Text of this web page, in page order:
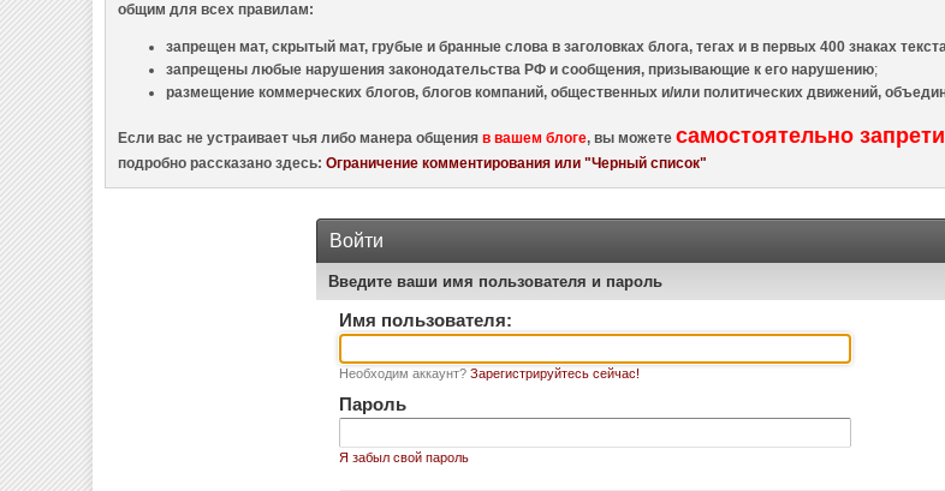
общим для всех правилам:
запрещен мат, скрытый мат, грубые и бранные слова в заголовках блога, тегах и в первых 400 знаках
запрещены любые нарушения законодательства РФ и сообщения, призывающие к его нарушению;
размещение коммерческих блогов, блогов компаний, общественных и/или политических движений,
Если вас не устраивает чья либо манера общенияв вашем блоге, вы можетесамостоятельно
подробно рассказано здесь:Ограничение комментирования или "Черный список"
Войти
Введите ваши имя пользователя и пароль
Имя пользователя:
Необходим аккаунт? Зарегистрируйтесь сейчас!
Пароль
Я забыл свой пароль